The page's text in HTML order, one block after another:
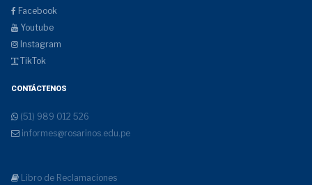
Facebook
Youtube
Instagram
TikTok
CONTÁCTENOS
(51) 989 012 526
informes@rosarinos.edu.pe
Libro de Reclamaciones